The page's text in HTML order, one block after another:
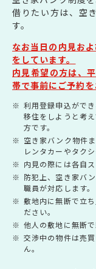
借りたい方は、空
す。
なお当日の内見お
をしています。
内見希望の方は、
帯で事前にご予約を
利用登録申込がで
移住をしようと考
方です。
空き家バンク物件
レンタカーやタク
内見の際には各自
防犯上、空き家バ
職員が対応します。
敷地内に無断で立
ださい。
他人の敷地に無断
交渉中の物件は売
ん。